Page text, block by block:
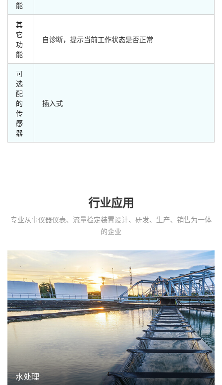
能
其
它
功
能
自诊断，提示当前工作状态是否正常
可
选
配
的
传
感
器
插入式
行业应用
专业从事仪器仪表、流量检定装置设计、研发、生产、销售为一体
的企业
水处理